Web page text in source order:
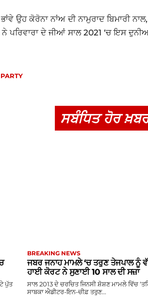
ਉਹ ਕੋਰੋਨਾ ਨਾਂਅ ਦੀ ਨਾਮੁਰਾਦ ਬਿਮਾਰੀ
ਪਰਿਵਾਰਾ ਦੇ ਜੀਆਂ ਸਾਲ 2021 ‘ਚ ਇਸ
ਸਬੰਧਿਤ ਹੋਰ
ਪੁੱਤ
BREAKING NEWS
ਜਬਰ ਜਨਾਹ ਮਾਮਲੇ ‘ਚ ਤਰੁਣ ਤੇਜਪਾਲ ਨੂੰ
ਹਾਈ ਕੋਰਟ ਨੇ ਸੁਣਾਈ 10 ਸਾਲ ਦੀ ਸਜ਼ਾ
ਸਾਲ 2013 ਦੇ ਚਰਚਿਤ ਜਿਨਸੀ ਸ਼ੋਸ਼ਣ ਮਾਮਲੇ ਵਿੱਚ
ਸਾਬਕਾ ਐਡੀਟਰ-ਇਨ-ਚੀਫ਼ ਤਰੁਣ...